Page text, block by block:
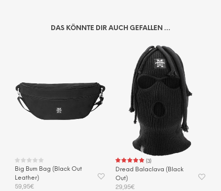
DAS KÖNNTE DIR AUCH GEFALLEN …
Big Bum Bag (Black Out
Leather)
59,95€
(3)
Dread Balaclava (Black
Out)
29,95€